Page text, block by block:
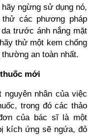
ngừng sử dụng nó,
các phương pháp
trước ánh nắng mặt
thử một kem chống
an toàn nhất.
mới
nhân của việc
trong đó các thảo
của bác sĩ là một
kích ứng sẽ ngứa, đỏ